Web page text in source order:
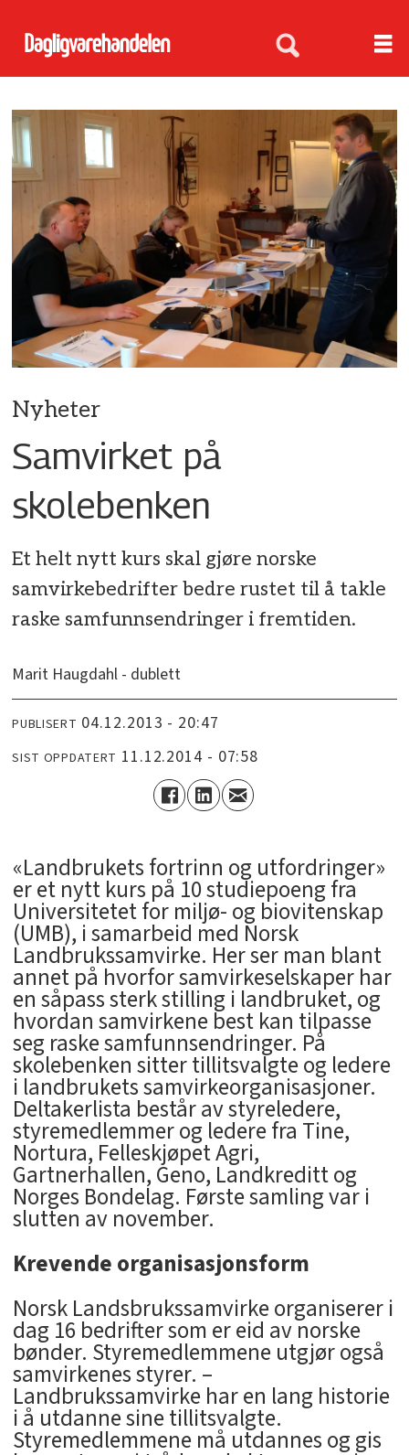
Nyheter
Samvirket på
skolebenken
Et helt nytt kurs skal gjøre norske
samvirkebedrifter bedre rustet til å takle
raske samfunnsendringer i fremtiden.
Marit Haugdahl - dublett
PUBLISERT 04.12.2013 - 20:47
SIST OPPDATERT 11.12.2014 - 07:58
«Landbrukets fortrinn og utfordringer»
er et nytt kurs på 10 studiepoeng fra
Universitetet for miljø- og biovitenskap
(UMB), i samarbeid med Norsk
Landbrukssamvirke. Her ser man blant
annet på hvorfor samvirkeselskaper har
en såpass sterk stilling i landbruket, og
hvordan samvirkene best kan tilpasse
seg raske samfunnsendringer. På
skolebenken sitter tillitsvalgte og ledere
i landbrukets samvirkeorganisasjoner.
Deltakerlista består av styreledere,
styremedlemmer og ledere fra Tine,
Nortura, Felleskjøpet Agri,
Gartnerhallen, Geno, Landkreditt og
Norges Bondelag. Første samling var i
slutten av november.
Krevende organisasjonsform
Norsk Landsbrukssamvirke organiserer i
dag 16 bedrifter som er eid av norske
bønder. Styremedlemmene utgjør også
samvirkenes styrer. –
Landbrukssamvirke har en lang historie
i å utdanne sine tillitsvalgte.
Styremedlemmene må utdannes og gis